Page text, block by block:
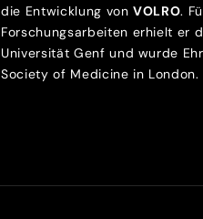
die Entwicklung vonVOLRO.
Forschungsarbeiten erhielt er
Universität Genf und wurde
Society of Medicine in London.